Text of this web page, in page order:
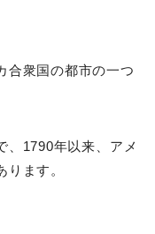
合衆国の都市の一つ
、1790年以来、アメ
ます。